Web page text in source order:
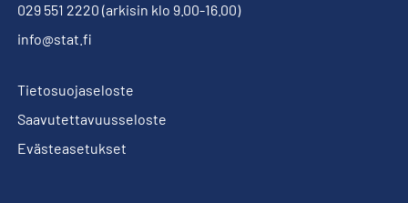
029 551 2220 (arkisin klo 9.00-16.00)
info@stat.fi
Tietosuojaseloste
Saavutettavuusseloste
Evästeasetukset